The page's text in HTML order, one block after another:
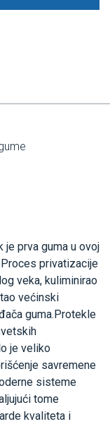
je prva guma u ovoj
privatizacije
veka, kuliminirao
većinski
guma.Protekle
je veliko
savremene
sisteme
tome
kvaliteta i